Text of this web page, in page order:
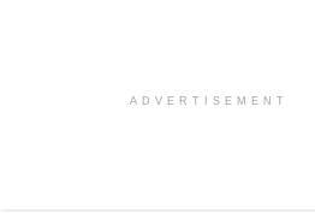
ADVERTISEMENT